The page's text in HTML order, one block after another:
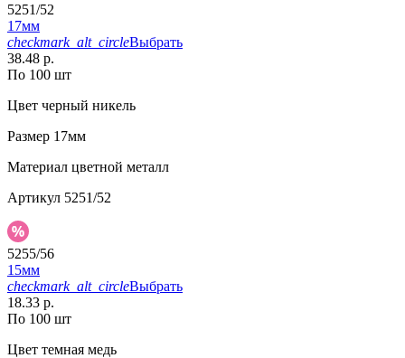
5251/52
17мм
checkmark_alt_circleВыбрать
38.48 р.
По 100 шт
Цвет черный никель
Размер 17мм
Материал цветной металл
Артикул 5251/52
5255/56
15мм
checkmark_alt_circleВыбрать
18.33 р.
По 100 шт
Цвет темная медь